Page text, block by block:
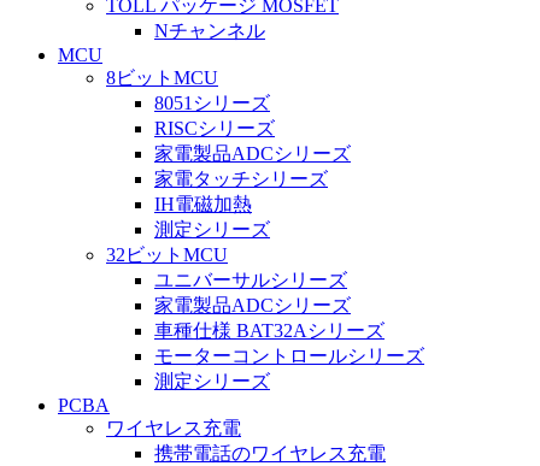
TOLL パッケージ MOSFET
Nチャンネル
MCU
8ビットMCU
8051シリーズ
RISCシリーズ
家電製品ADCシリーズ
家電タッチシリーズ
IH電磁加熱
測定シリーズ
32ビットMCU
ユニバーサルシリーズ
家電製品ADCシリーズ
車種仕様 BAT32Aシリーズ
モーターコントロールシリーズ
測定シリーズ
PCBA
ワイヤレス充電
携帯電話のワイヤレス充電